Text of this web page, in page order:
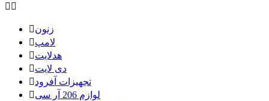
 
زنون
لامپ
هدلایت
دی لایت
تجهیزات آفرود

لوازم 206 آر سی